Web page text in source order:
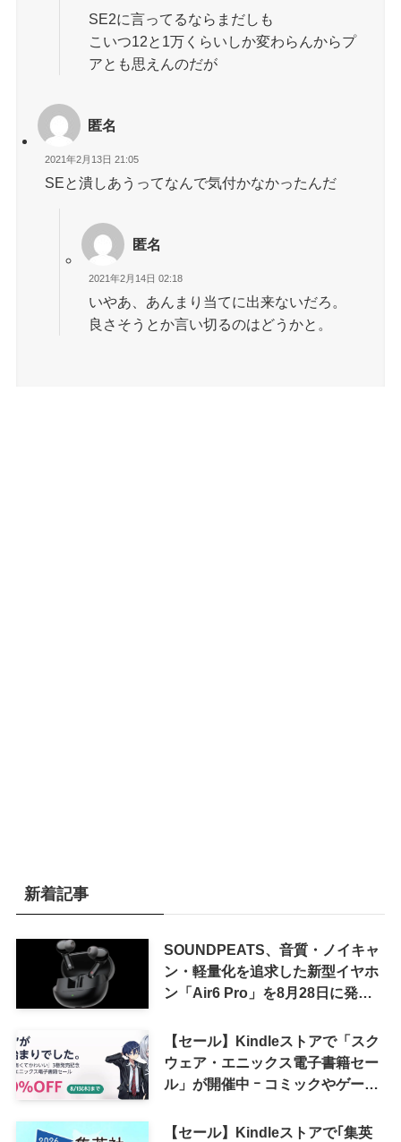
SE2に言ってるならまだしも
こいつ12と1万くらいしか変わらんからプ
アとも思えんのだが
匿名
2021年2月13日 21:05
SEと潰しあうってなんで気付かなかったんだ
匿名
2021年2月14日 02:18
いやあ、あんまり当てに出来ないだろ。
良さそうとか言い切るのはどうかと。
新着記事
SOUNDPEATS、音質・ノイキャ
ン・軽量化を追求した新型イヤホ
ン「Air6 Pro」を8月28日に発売
【セール】Kindleストアで「スク
ウェア・エニックス電子書籍セー
ル」が開催中 ｰ コミックやゲーム
【セール】Kindleストアで｢集英